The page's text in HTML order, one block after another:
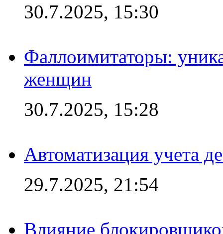
30.7.2025, 15:30
Фаллоимитаторы:
женщин
30.7.2025, 15:28
Автоматизация учета
29.7.2025, 21:54
Влияние